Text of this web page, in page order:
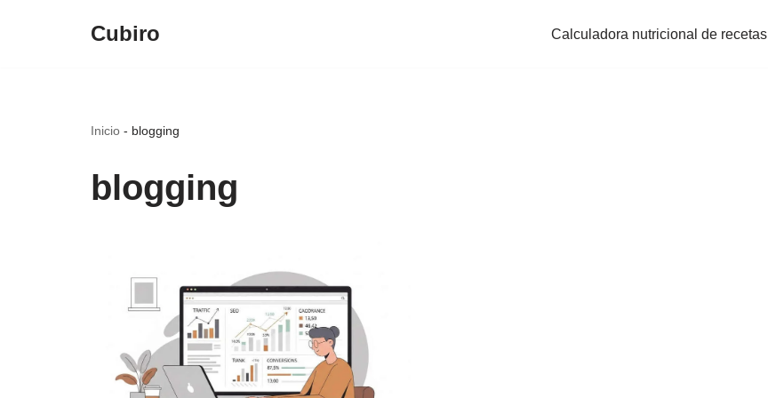
Cubiro Calculadora nutricional de recetas
Inicio - blogging
blogging